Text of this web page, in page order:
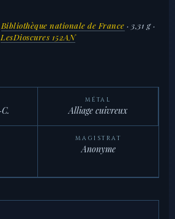
Bibliothèque nationale de France · 3,31 g ·
LesDioscures 152AN
MÉTAL
Alliage cuivreux
MAGISTRAT
Anonyme